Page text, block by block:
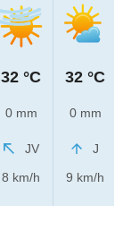
32 °C
0 mm
JV
8 km/h
32 °C
0 mm
J
9 km/h